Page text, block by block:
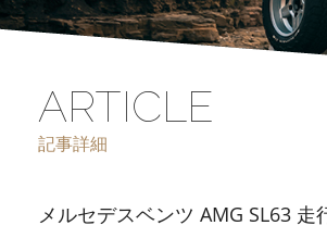
ARTICLE
記事詳細
メルセデスベンツ AMG SL63 走